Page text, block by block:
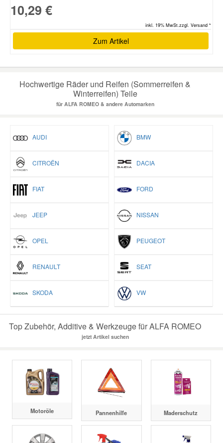
10,29 €
inkl. 19% MwSt.zzgl. Versand *
Zum Artikel
Hochwertige Räder und Reifen (Sommerreifen &
Winterreifen) Teile
für ALFA ROMEO & andere Automarken
AUDI BMW
CITROËN DACIA
FIAT FORD
JEEP NISSAN
OPEL PEUGEOT
RENAULT SEAT
SKODA VW
Top Zubehör, Additive & Werkzeuge für ALFA ROMEO
jetzt Artikel suchen
Motoröle Pannenhilfe Maderschutz